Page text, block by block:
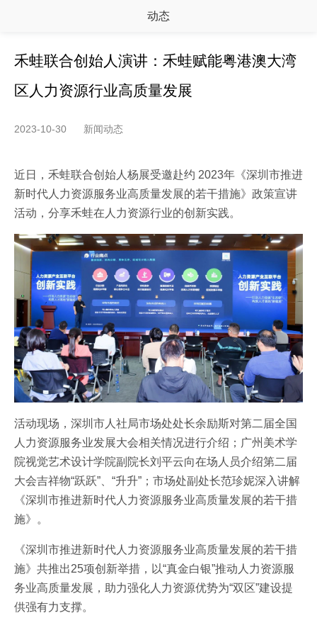
动态
禾蛙联合创始人演讲：禾蛙赋能粤港澳大湾
区人力资源行业高质量发展
2023-10-30 新闻动态
近日，禾蛙联合创始人杨展受邀赴约 2023年《深圳市推进
新时代人力资源服务业高质量发展的若干措施》政策宣讲
活动，分享禾蛙在人力资源行业的创新实践。
活动现场，深圳市人社局市场处处长余励斯对第二届全国
人力资源服务业发展大会相关情况进行介绍；广州美术学
院视觉艺术设计学院副院长刘平云向在场人员介绍第二届
大会吉祥物“跃跃”、“升升”；市场处副处长范珍妮深入讲解
《深圳市推进新时代人力资源服务业高质量发展的若干措
施》。
《深圳市推进新时代人力资源服务业高质量发展的若干措
施》共推出25项创新举措，以“真金白银”推动人力资源服
务业高质量发展，助力强化人力资源优势为“双区”建设提
供强有力支撑。